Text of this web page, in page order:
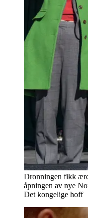
Dronningen fikk
åpningen av nye
Det kongelige hoff